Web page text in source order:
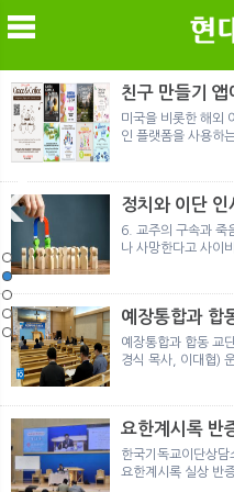
메
노르웨이 재판이 남긴 흔적
정통의 가면을 쓴 박옥수
일본 통일교, 해산명령 이
여호와의 증인 2세와 학교
「현대종교」, 주님의교회
노르웨이 재판이 남긴 흔적
정통의 가면을 쓴 박옥수
친구 만들기 앱
경험한 9개월
미국을 비롯한 해외
인 플랫폼을 사용하
정치와 이단
6. 교주의 구속과 죽
나 사망한다고 사이
예장통합과 합
회 탈퇴
예장통합과 합동 교
경식 목사, 이대협)
요한계시록 반
한국기독교이단상
요한계시록 실상 반